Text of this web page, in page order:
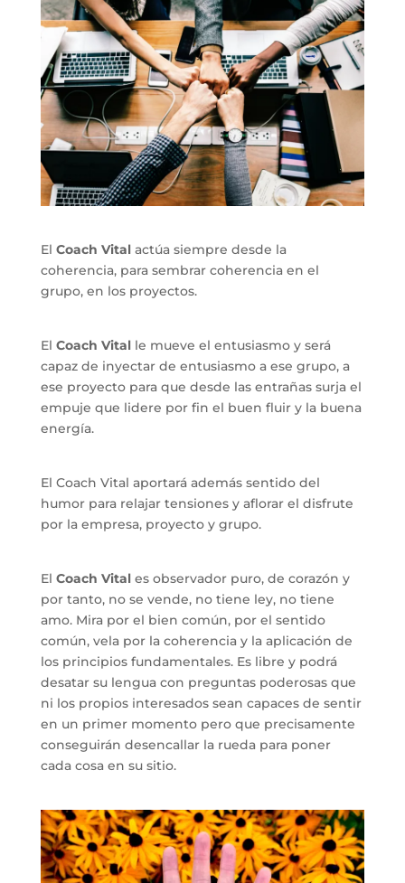
El Coach Vitalactúa siempre desde la
coherencia, para sembrar coherencia en el
grupo, en los proyectos.
El Coach Vitalle mueve el entusiasmo y será
capaz de inyectar de entusiasmo a ese grupo, a
ese proyecto para que desde las entrañas surja el
empuje que lidere por fin el buen fluir y la buena
energía.
El Coach Vital aportará además sentido del
humor para relajar tensiones y aflorar el disfrute
por la empresa, proyecto y grupo.
El Coach Vitales observador puro, de corazón y
por tanto, no se vende, no tiene ley, no tiene
amo. Mira por el bien común, por el sentido
común, vela por la coherencia y la aplicación de
los principios fundamentales. Es libre y podrá
desatar su lengua con preguntas poderosas que
ni los propios interesados sean capaces de sentir
en un primer momento pero que precisamente
conseguirán desencallar la rueda para poner
cada cosa en su sitio.